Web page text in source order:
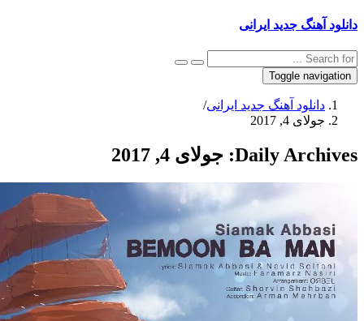
جدید ایرانی
Toggle
آهنگ جدید ایرانی/
Daily جولای 4, 2017